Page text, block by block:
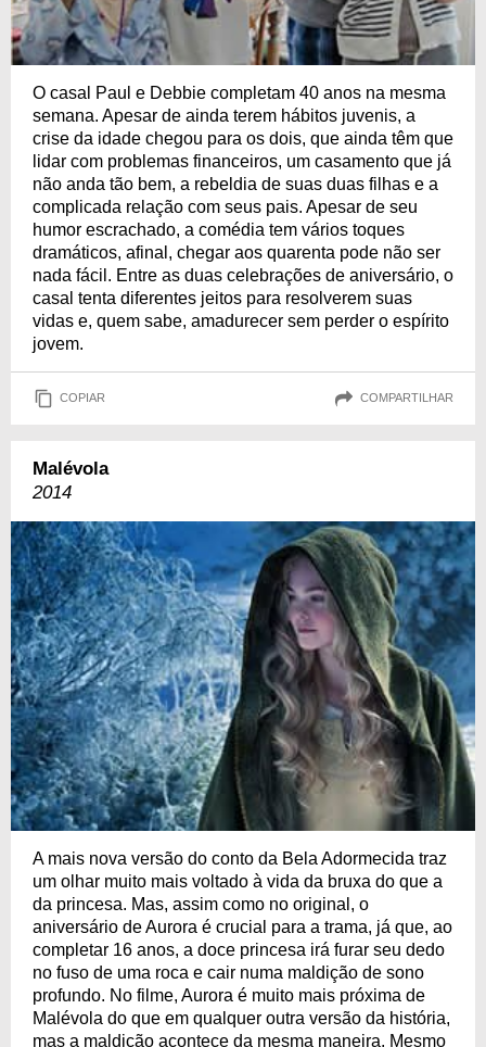
O casal Paul e Debbie completam 40 anos na mesma
semana. Apesar de ainda terem hábitos juvenis, a
crise da idade chegou para os dois, que ainda têm que
lidar com problemas financeiros, um casamento que já
não anda tão bem, a rebeldia de suas duas filhas e a
complicada relação com seus pais. Apesar de seu
humor escrachado, a comédia tem vários toques
dramáticos, afinal, chegar aos quarenta pode não ser
nada fácil. Entre as duas celebrações de aniversário, o
casal tenta diferentes jeitos para resolverem suas
vidas e, quem sabe, amadurecer sem perder o espírito
jovem.
COPIAR COMPARTILHAR
Malévola
2014
A mais nova versão do conto da Bela Adormecida traz
um olhar muito mais voltado à vida da bruxa do que a
da princesa. Mas, assim como no original, o
aniversário de Aurora é crucial para a trama, já que, ao
completar 16 anos, a doce princesa irá furar seu dedo
no fuso de uma roca e cair numa maldição de sono
profundo. No filme, Aurora é muito mais próxima de
Malévola do que em qualquer outra versão da história,
mas a maldição acontece da mesma maneira. Mesmo